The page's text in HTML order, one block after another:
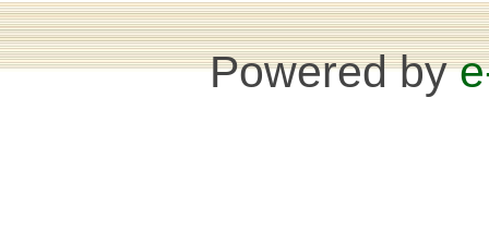
Powered by